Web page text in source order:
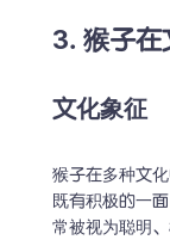
3. 猴子在
文化象征
猴子在多种文
既有积极的一
常被视为聪明